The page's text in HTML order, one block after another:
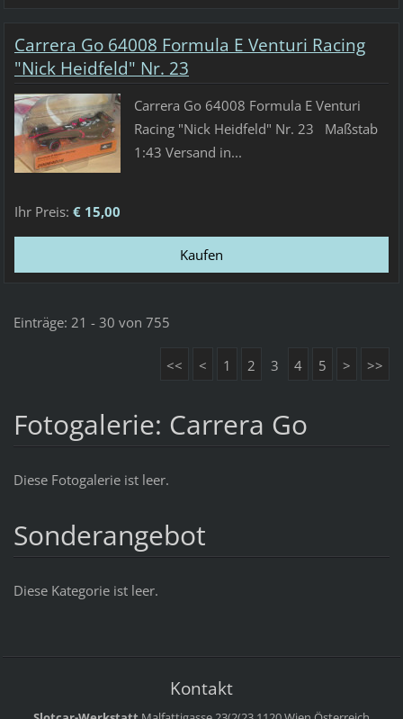
Carrera Go 64008 Formula E Venturi Racing
"Nick Heidfeld" Nr. 23
Carrera Go 64008 Formula E Venturi
Racing "Nick Heidfeld" Nr. 23 Maßstab
1:43 Versand in...
Ihr Preis: € 15,00
Einträge: 21 - 30 von 755
<< < 1 2 3 4 5 > >>
Fotogalerie: Carrera Go
Diese Fotogalerie ist leer.
Sonderangebot
Diese Kategorie ist leer.
Kontakt